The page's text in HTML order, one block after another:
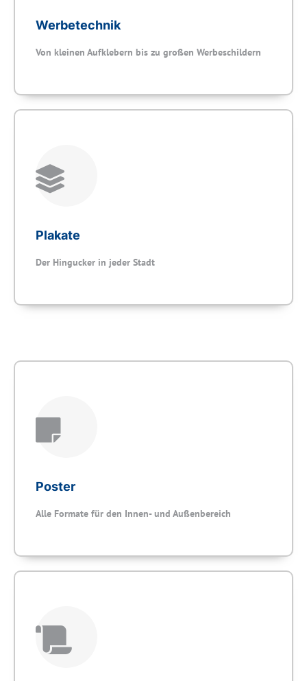
Werbetechnik
Von kleinen Aufklebern bis zu großen Werbeschildern
Plakate
Der Hingucker in jeder Stadt
Poster
Alle Formate für den Innen- und Außenbereich